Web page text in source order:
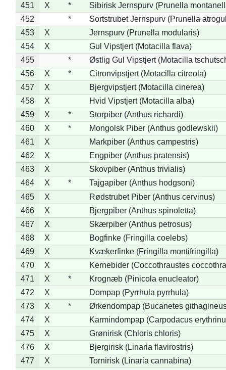
451
X *
Sibirisk Jernspurv (Prunella
452
*
Sortstrubet Jernspurv (Prunella
453
X
Jernspurv (Prunella modularis)
454
X
Gul Vipstjert (Motacilla flava)
455
*
Østlig Gul Vipstjert (Motacilla
456
X *
Citronvipstjert (Motacilla citreola)
457
X
Bjergvipstjert (Motacilla cinerea)
458
X
Hvid Vipstjert (Motacilla alba)
459
X *
Storpiber (Anthus richardi)
460
X *
Mongolsk Piber (Anthus godlewskii)
461
X
Markpiber (Anthus campestris)
462
X
Engpiber (Anthus pratensis)
463
X
Skovpiber (Anthus trivialis)
464
X *
Tajgapiber (Anthus hodgsoni)
465
X
Rødstrubet Piber (Anthus cervinus)
466
X
Bjergpiber (Anthus spinoletta)
467
X
Skærpiber (Anthus petrosus)
468
X
Bogfinke (Fringilla coelebs)
469
X
Kvækerfinke (Fringilla montifringilla)
470
X
Kernebider (Coccothraustes
471
X *
Krognæb (Pinicola enucleator)
472
X
Dompap (Pyrrhula pyrrhula)
473
X *
Ørkendompap (Bucanetes
474
X
Karmindompap (Carpodacus
475
X
Grønirisk (Chloris chloris)
476
X
Bjergirisk (Linaria flavirostris)
477
X
Tornirisk (Linaria cannabina)